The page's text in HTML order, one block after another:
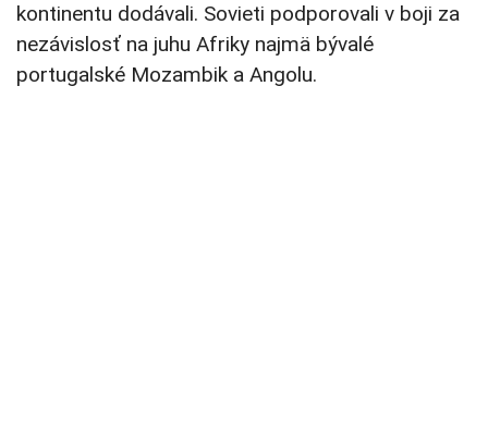
kontinentu dodávali. Sovieti podporovali v boji za
nezávislosť na juhu Afriky najmä bývalé
portugalské Mozambik a Angolu.